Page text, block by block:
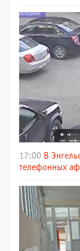
17:00 В
телефонных